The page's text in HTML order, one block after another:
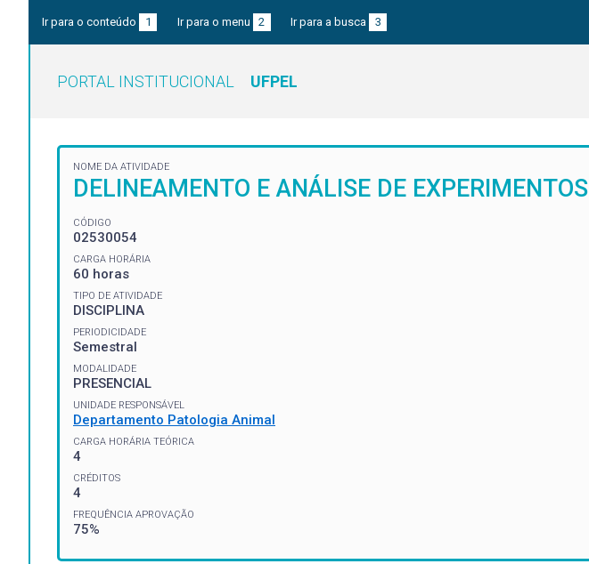
Ir para o conteúdo 1 Ir para o menu 2 Ir para a busca 3
PORTAL INSTITUCIONAL UFPEL
NOME DA ATIVIDADE
DELINEAMENTO E ANÁLISE DE EXPERIMENTOS
CÓDIGO
02530054
CARGA HORÁRIA
60 horas
TIPO DE ATIVIDADE
DISCIPLINA
PERIODICIDADE
Semestral
MODALIDADE
PRESENCIAL
UNIDADE RESPONSÁVEL
Departamento Patologia Animal
CARGA HORÁRIA TEÓRICA
4
CRÉDITOS
4
FREQUÊNCIA APROVAÇÃO
75%